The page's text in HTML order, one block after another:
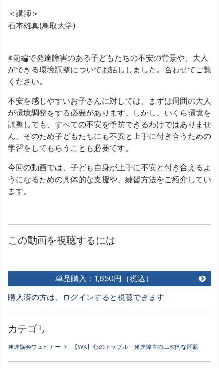
＜講師＞
石本雄真(鳥取大学)
※前編で発達障害のある子どもたちの不安の背景や、大人
ができる環境調整についてお話ししました。合わせてご覧
ください。
不安を感じやすいお子さんに対しては、まずは周囲の大人
が環境調整をする必要があります。しかし、いくら環境を
調整しても、すべての不安を予防できるわけではありませ
ん。そのため子どもたちにも不安と上手に付き合うための
学習をしてもらうことも必要です。
今回の動画では、子ども自身が上手に不安と付き合えるよ
うになるための具体的な支援や、練習方法をご紹介してい
ます。
この動画を視聴するには
単品購入：1,650円（税込）
購入済の方は、ログインすると視聴できます
カテゴリ
発達協会ウェビナー > 【WK】心のトラブル・発達障害の二次的な問題